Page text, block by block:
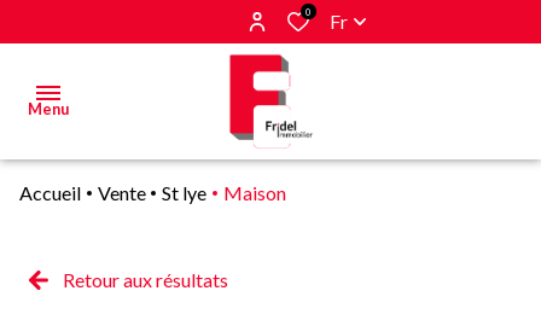
0 Fr
Menu
Estimer
Accueil Vente St lye Maison
Retour aux résultats